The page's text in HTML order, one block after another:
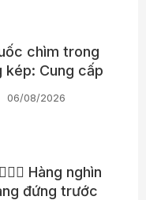
chìm trong
kép: Cung cấp
tài, cảnh sát
06/08/2026
Hàng nghìn
đứng trước